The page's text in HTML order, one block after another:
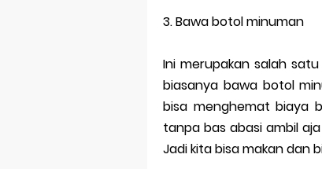
3.Bawa botol minuman
Ini merupakan salah
biasanya bawa botol
bisa menghemat biaya
tanpa bas abasi ambil
Jadi kita bisa makan dan